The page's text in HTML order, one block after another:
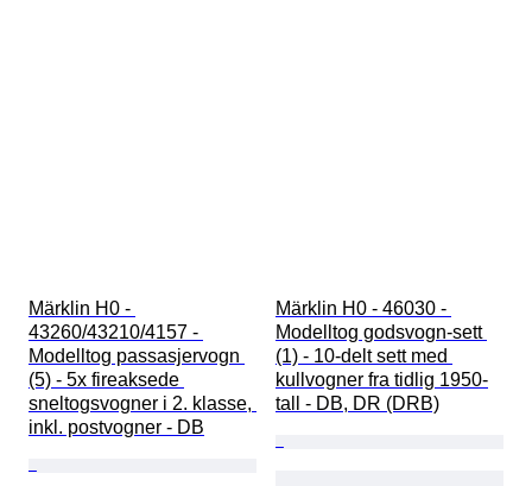
Märklin H0 -
43260/43210/4157 -
Modelltog passasjervogn
(5) - 5x fireaksede
sneltogsvogner i 2. klasse,
inkl. postvogner - DB
Märklin H0 - 46030 -
Modelltog godsvogn-sett
(1) - 10-delt sett med
kullvogner fra tidlig 1950-
tall - DB, DR (DRB)